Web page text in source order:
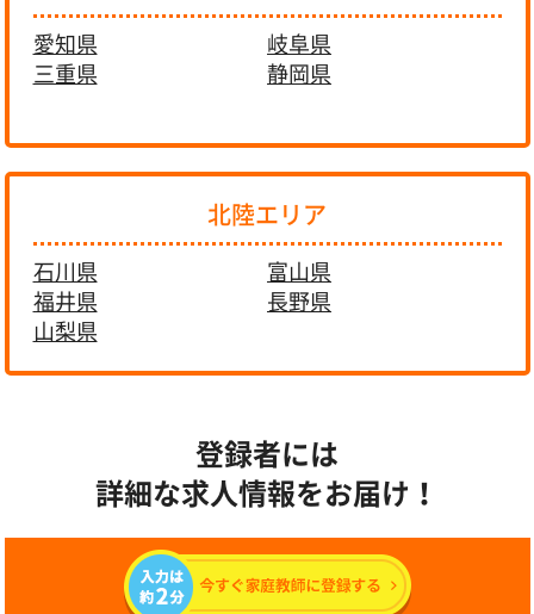
愛知県
岐阜県
三重県
静岡県
北陸エリア
石川県
富山県
福井県
長野県
山梨県
登録者には
詳細な求人情報をお届け！